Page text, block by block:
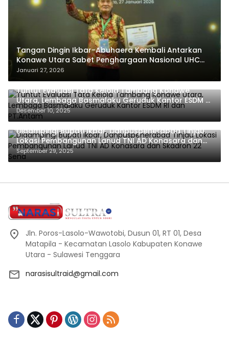
Tangan Dingin Ikbar-Abuhaera Kembali Antarkan
Konawe Utara Sabet Penghargaan Nasional UHC
Award 2026
Januari 27, 2026
Tuntut Evaluasi Tata Kelola Tambang Konawe
Utara, Lembaga Basmalaku Geruduk Kantor ESDM RI
dan PT.Antam
Desember 10, 2025
Didampingi Bupati Ikbar, Danpuspenerabad Tinjau
Lokasi Pembangunan Lanud TNI AD Konasara dan
Skadron 22 Sena
September 29, 2025
Jln. Poros-Lasolo-Wawotobi, Dusun 01, RT 01, Desa
Matapila - Kecamatan Lasolo Kabupaten Konawe
Utara - Sulawesi Tenggara
narasisultraid@gmail.com